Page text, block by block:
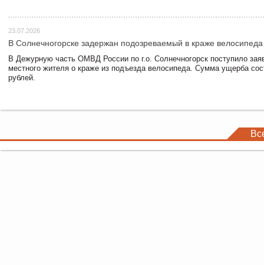
23.07.2026
В Солнечногорске задержан подозреваемый в краже велосипеда
В Дежурную часть ОМВД России по г.о. Солнечногорск поступило
местного жителя о краже из подъезда велосипеда. Сумма ущерба
рублей.